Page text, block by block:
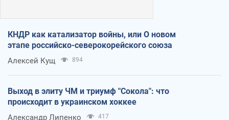
КНДР как катализатор войны, или О новом
этапе российско-северокорейского союза
Алексей Кущ 894
Выход в элиту ЧМ и триумф "Сокола": что
происходит в украинском хоккее
Александр Липенко 417